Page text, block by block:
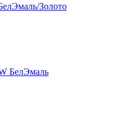
Золото
БелЭмаль